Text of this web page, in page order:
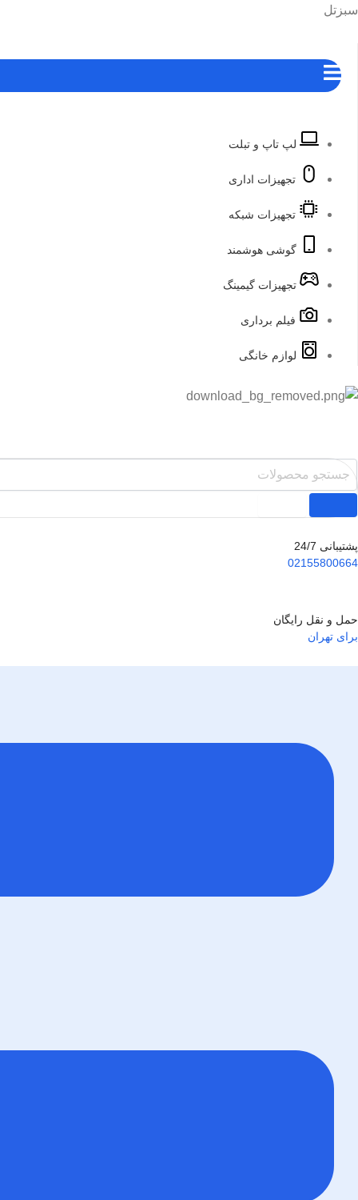
پرش
سبزتل
لپ تاپ و تبلت
تجهیزات اداری
تجهیزات شبکه
گوشی هوشمند
تجهیزات گیمینگ
فیلم برداری
لوازم خانگی
پشتیبانی 24/7
02155800664
حمل و نقل رایگان
برای تهران
فهرست